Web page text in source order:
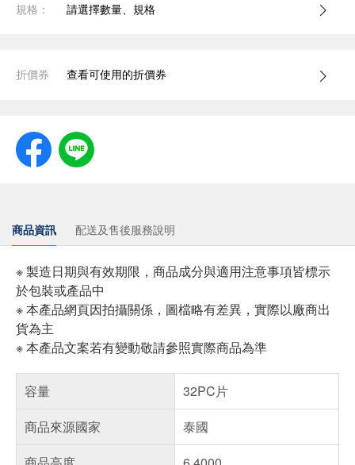
規格： 請選擇數量、規格
折價券 查看可使用的折價券
商品資訊 配送及售後服務說明
※ 製造日期與有效期限，商品成分與適用注意事項皆標示
於包裝或產品中
※ 本產品網頁因拍攝關係，圖檔略有差異，實際以廠商出
貨為主
※ 本產品文案若有變動敬請參照實際商品為準
容量
32PC片
商品來源國家
泰國